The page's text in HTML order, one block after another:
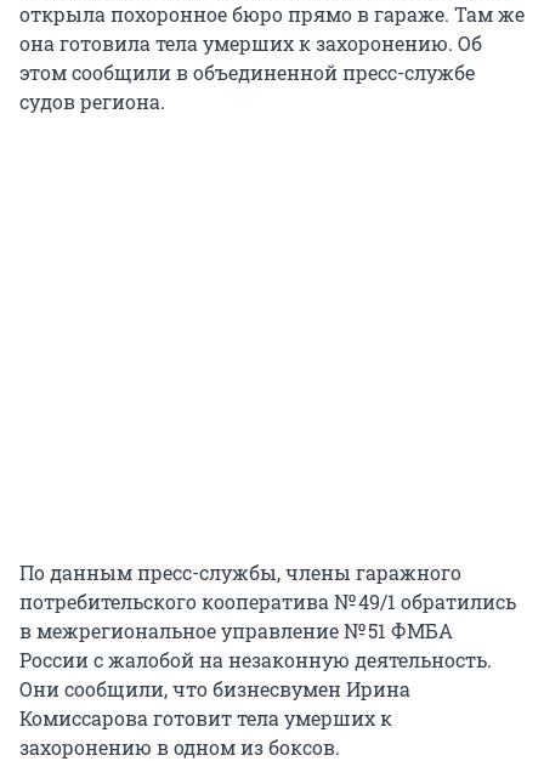
открыла похоронное бюро прямо в гараже. Там же
она готовила тела умерших к захоронению. Об
этом сообщили в объединенной пресс-службе
судов региона.
По данным пресс-службы, члены гаражного
потребительского кооператива № 49/1 обратились
в межрегиональное управление № 51 ФМБА
России с жалобой на незаконную деятельность.
Они сообщили, что бизнесвумен Ирина
Комиссарова готовит тела умерших к
захоронению в одном из боксов.